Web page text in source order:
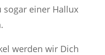
sogar einer Hallux
werden wir Dich